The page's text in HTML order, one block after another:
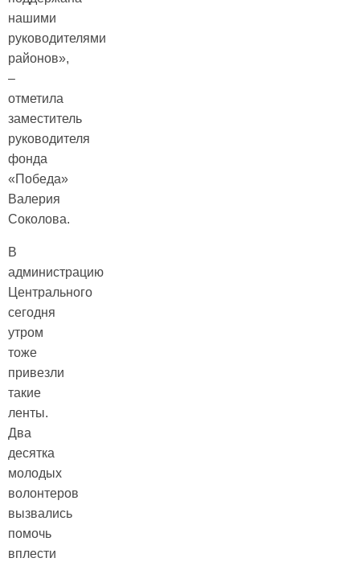
нашими
руководителями
районов»,
–
отметила
заместитель
руководителя
фонда
«Победа»
Валерия
Соколова.
В
администрацию
Центрального
сегодня
утром
тоже
привезли
такие
ленты.
Два
десятка
молодых
волонтеров
вызвались
помочь
вплести